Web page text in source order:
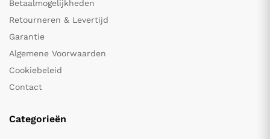
Betaalmogelijkheden
Retourneren & Levertijd
Garantie
Algemene Voorwaarden
Cookiebeleid
Contact
Categorieën